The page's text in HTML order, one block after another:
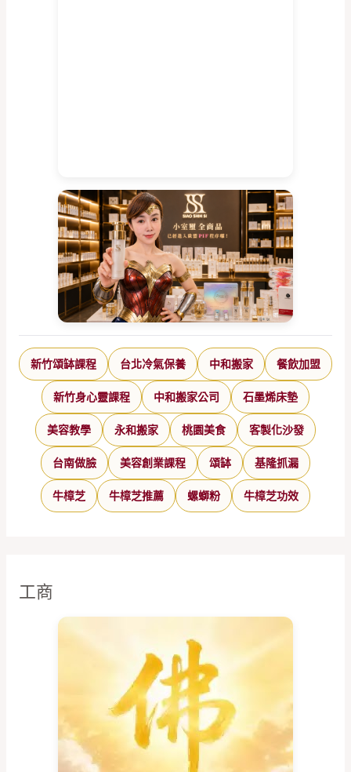
新竹頌缽課程 台北冷氣保養 中和搬家 餐飲加盟
新竹身心靈課程 中和搬家公司 石墨烯床墊
美容教學 永和搬家 桃園美食 客製化沙發
台南做臉 美容創業課程 頌缽 基隆抓漏
牛樟芝 牛樟芝推薦 螺螄粉 牛樟芝功效
工商